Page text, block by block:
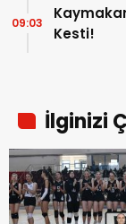
Kesti!
09:03
İlginizi